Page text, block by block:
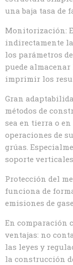
una baja tasa de
Monitorización:
indirectamente
los parámetros
puede
imprimir los
Gran
métodos de
sea en tierra o
operaciones de
grúas.
soporte
Protección del
funciona de
emisiones de
En comparación
ventajas: no
las leyes y
la construcción